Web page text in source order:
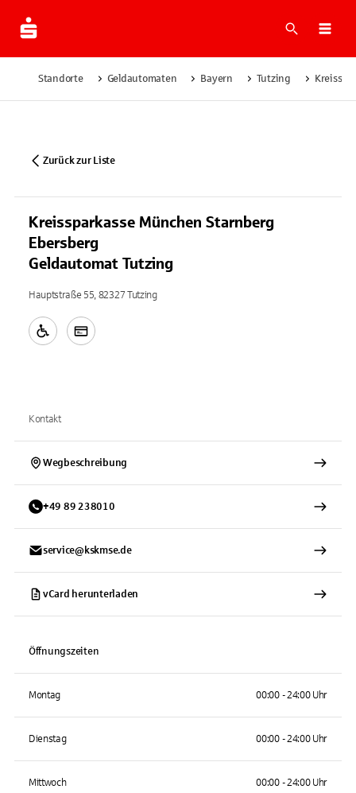
Suche
Standorte Geldautomaten Bayern Tutzing
Zurück zur Liste
Kreissparkasse München Starnberg
Ebersberg
Geldautomat Tutzing
Hauptstraße 55, 82327 Tutzing
Kontakt
Wegbeschreibung
+49 89 238010
service@kskmse.de
vCard herunterladen
Öffnungszeiten
Montag 00:00 - 24:00 Uhr
Dienstag 00:00 - 24:00 Uhr
Mittwoch 00:00 - 24:00 Uhr